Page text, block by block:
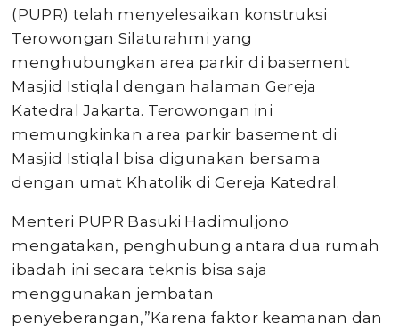
(PUPR) telah menyelesaikan konstruksi
Terowongan Silaturahmi yang
menghubungkan area parkir di basement
Masjid Istiqlal dengan halaman Gereja
Katedral Jakarta. Terowongan ini
memungkinkan area parkir basement di
Masjid Istiqlal bisa digunakan bersama
dengan umat Khatolik di Gereja Katedral.
Menteri PUPR Basuki Hadimuljono
mengatakan, penghubung antara dua rumah
ibadah ini secara teknis bisa saja
menggunakan jembatan
penyeberangan,”Karena faktor keamanan dan